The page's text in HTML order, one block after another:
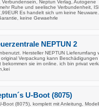
Verbundensein, Neptun Verlag, Autogene
Ruhe und seelische Verbundenheit,
Es handelt sich um keine
keine Gewaehrle
NEPTUN 2
Hersteller NEPTUN Lieferumfang
Verpackung kann Beschädigungen
sie im online. ich bin privat
U-Boot (8075)
Boot (8075), komplett mit Anleitung,